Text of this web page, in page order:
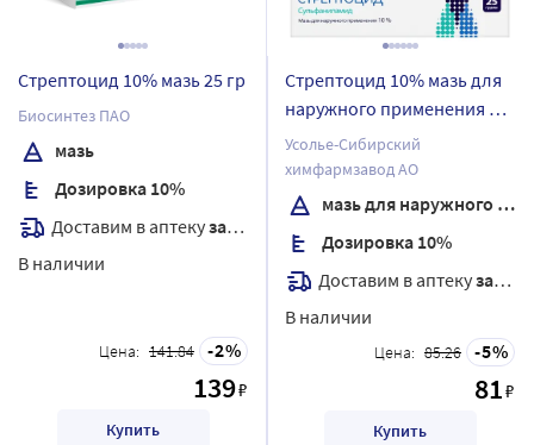
Стрептоцид 10% мазь 25 гр
Биосинтез ПАО
мазь
Дозировка 10%
Доставим в аптекузавтра
В наличии
Цена: 141.84 2
139₽
Купить
Стрептоцид 10% мазь для
наружного применения 25
гр упаковка туба
Усолье-Сибирский
химфармзавод АО
мазь для наружного применения
Дозировка 10%
Доставим в аптекузавтра
В наличии
Цена: 85.26 5
81₽
Купить